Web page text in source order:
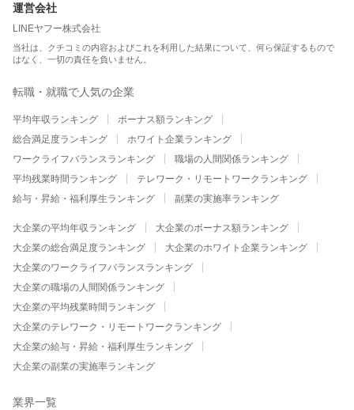
運営会社
LINEヤフー株式会社
当社は、クチコミの内容およびこれを利用した結果について、何ら保証するもので
はなく、一切の責任を負いません。
転職・就職で人気の企業
平均年収ランキング
ボーナス額ランキング
総合満足度ランキング
ホワイト企業ランキング
ワークライフバランスランキング
職場の人間関係ランキング
平均残業時間ランキング
テレワーク・リモートワークランキング
給与・昇給・福利厚生ランキング
副業の実施率ランキング
大企業の平均年収ランキング
大企業のボーナス額ランキング
大企業の総合満足度ランキング
大企業のホワイト企業ランキング
大企業のワークライフバランスランキング
大企業の職場の人間関係ランキング
大企業の平均残業時間ランキング
大企業のテレワーク・リモートワークランキング
大企業の給与・昇給・福利厚生ランキング
大企業の副業の実施率ランキング
業界一覧